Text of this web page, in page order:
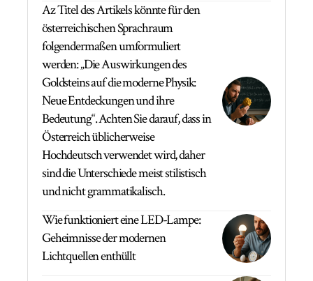
Az Titel des Artikels könnte für den
österreichischen Sprachraum
folgendermaßen umformuliert
werden: „Die Auswirkungen des
Goldsteins auf die moderne Physik:
Neue Entdeckungen und ihre
Bedeutung“. Achten Sie darauf, dass in
Österreich üblicherweise
Hochdeutsch verwendet wird, daher
sind die Unterschiede meist stilistisch
und nicht grammatikalisch.
Wie funktioniert eine LED-Lampe:
Geheimnisse der modernen
Lichtquellen enthüllt